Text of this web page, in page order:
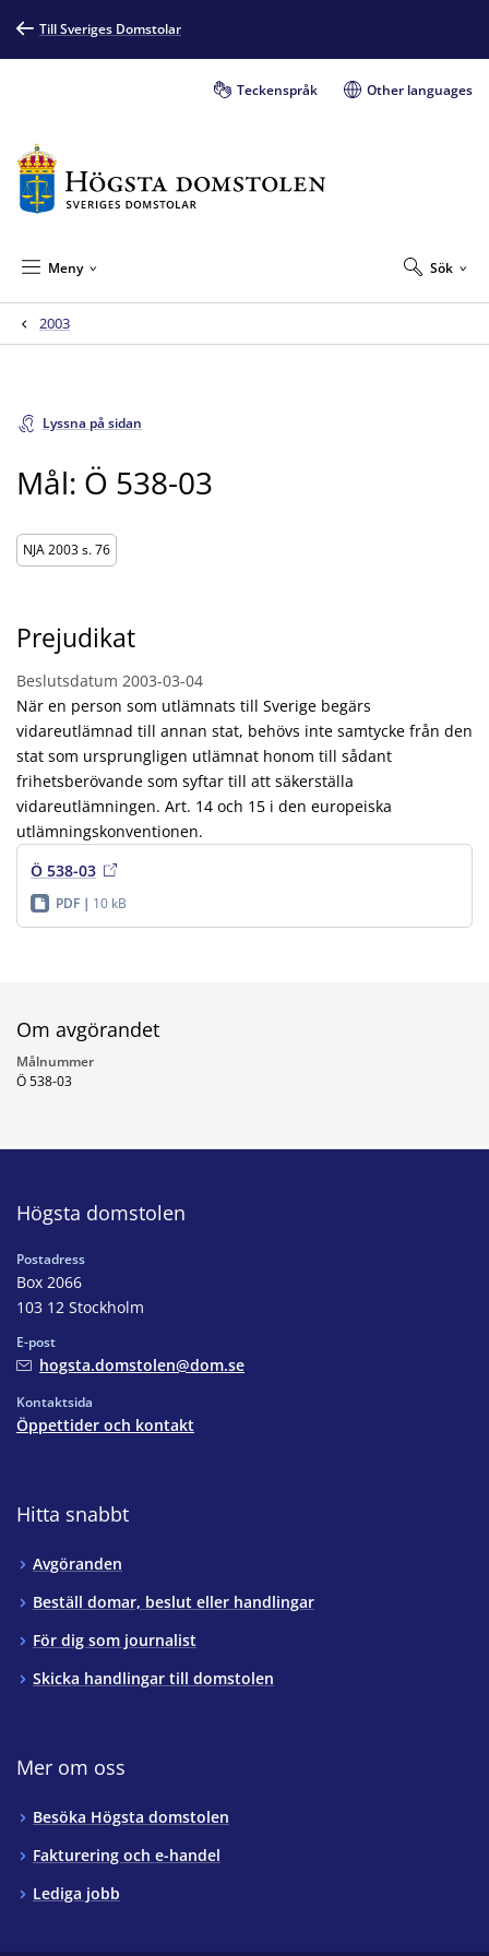
Till Sveriges Domstolar
Teckenspråk Other languages
Sök
Meny
2003
Lyssna på sidan
Mål: Ö 538-03
NJA 2003 s. 76
Prejudikat
Beslutsdatum 2003-03-04
När en person som utlämnats till Sverige begärs
vidareutlämnad till annan stat, behövs inte samtycke från den
stat som ursprungligen utlämnat honom till sådant
frihetsberövande som syftar till att säkerställa
vidareutlämningen. Art. 14 och 15 i den europeiska
utlämningskonventionen.
Ö 538-03
PDF 10 kB
Om avgörandet
Målnummer
Ö 538-03
Högsta domstolen
Postadress
Box 2066
103 12 Stockholm
E-post
hogsta.domstolen@dom.se
Kontaktsida
Öppettider och kontakt
Hitta snabbt
Avgöranden
Beställ domar, beslut eller handlingar
För dig som journalist
Skicka handlingar till domstolen
Mer om oss
Besöka Högsta domstolen
Fakturering och e-handel
Lediga jobb